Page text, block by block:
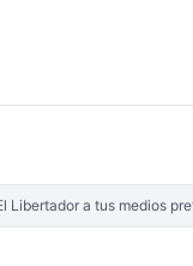
Libertador a tus medios